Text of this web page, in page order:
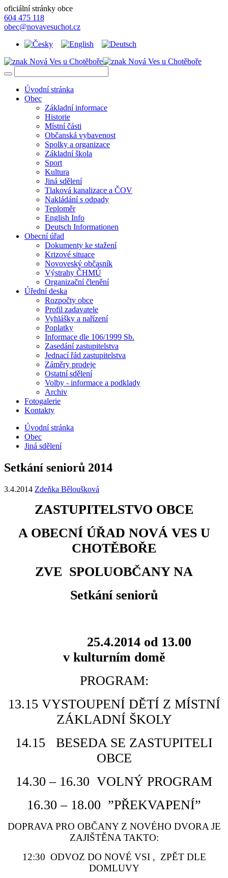
oficiální stránky obce
604 475 118
obec@novavesuchot.cz
Úvodní stránka
Obec
Základní informace
Historie
Místní části
Občanská vybavenost
Spolky a organizace
Základní škola
Sport
Kultura
Jiná sdělení
Tlaková kanalizace a ČOV
Nakládání s odpady
Teploměr
English Info
Deutsch Informationen
Obecní úřad
Dokumenty ke stažení
Krizové situace
Novoveský občasník
Výstrahy ČHMÚ
Organizační členění
Úřední deska
Rozpočty obce
Profil zadavatele
Vyhlášky a nařízení
Poplatky
Informace dle 106/1999 Sb.
Zasedání zastupitelstva
Jednací řád zastupitelstva
Záměry prodeje
Ostatní sdělení
Volby - informace a podklady
Archiv
Fotogalerie
Kontakty
Úvodní stránka
Obec
Jiná sdělení
Setkání seniorů 2014
3.4.2014 Zdeňka Běloušková
ZASTUPITELSTVO OBCE
A OBECNÍ ÚŘAD NOVÁ VES U
CHOTĚBOŘE
ZVE SPOLUOBČANY NA
Setkání seniorů
25.4.2014 od 13.00
v kulturním domě
PROGRAM:
13.15 VYSTOUPENÍ DĚTÍ Z MÍSTNÍ
ZÁKLADNÍ ŠKOLY
14.15 BESEDA SE ZASTUPITELI
OBCE
14.30 – 16.30 VOLNÝ PROGRAM
16.30 – 18.00 ”PŘEKVAPENÍ”
DOPRAVA PRO OBČANY Z NOVÉHO DVORA JE
ZAJIŠTĚNA TAKTO:
12:30 ODVOZ DO NOVÉ VSI , ZPĚT DLE
DOMLUVY